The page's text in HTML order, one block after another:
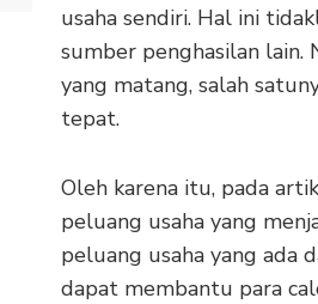
usaha sendiri. Hal ini
sumber penghasilan lain.
yang matang, salah
tepat.
Oleh karena itu, pada
peluang usaha yang
peluang usaha yang ada
dapat membantu para